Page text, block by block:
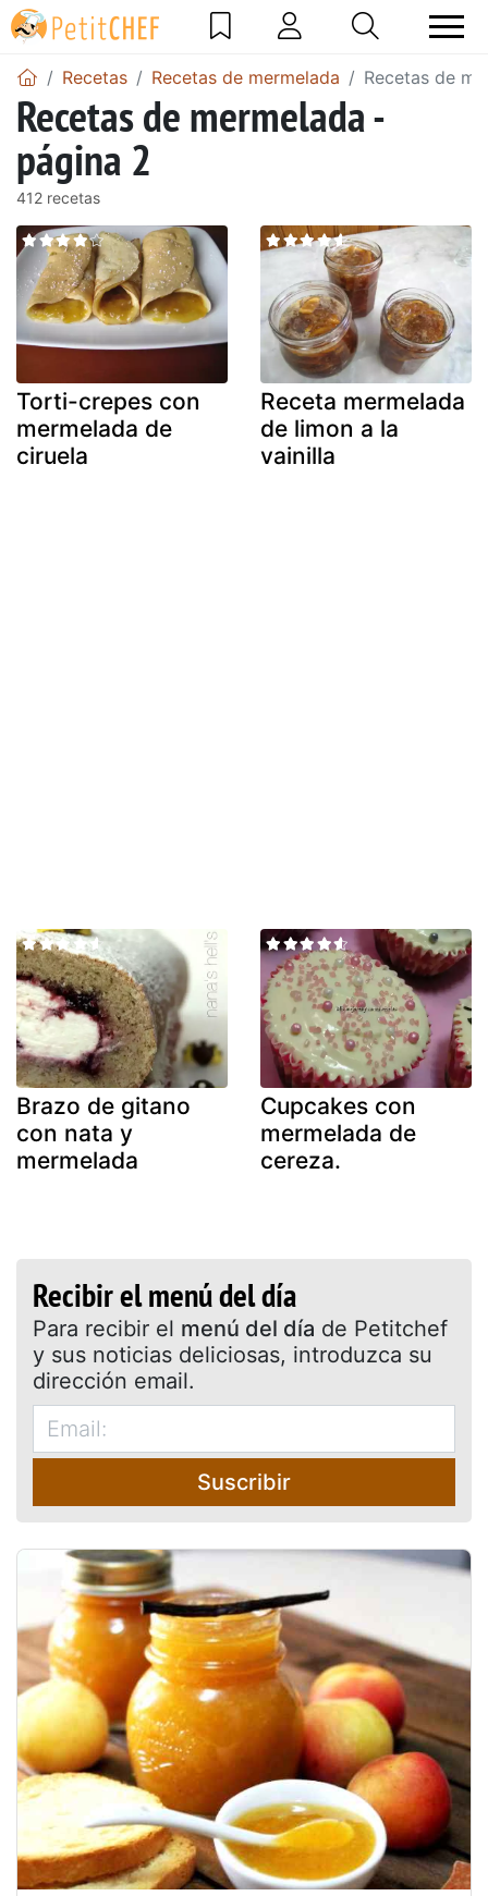
Recetas Recetas de mermelada Recetas de
Recetas de mermelada -
página 2
412 recetas
Torti-crepes con
mermelada de
ciruela
Receta mermelada
de limon a la
vainilla
Brazo de gitano
con nata y
mermelada
Cupcakes con
mermelada de
cereza.
Recibir el menú del día
Para recibir el menú del día de Petitchef
y sus noticias deliciosas, introduzca su
dirección email.
Suscribir